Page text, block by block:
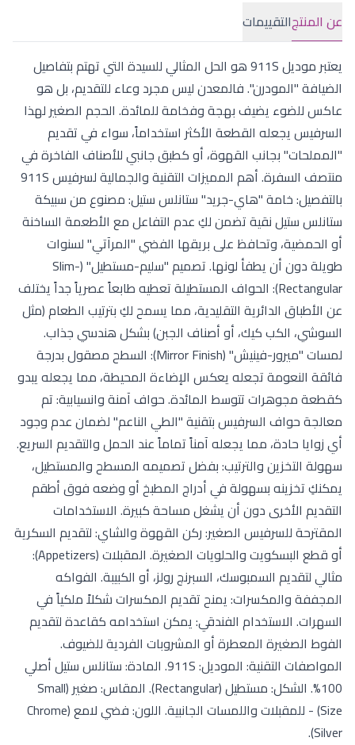
عن المنتجالتقييمات
يعتبر موديل 911S هو الحل المثالي للسيدة التي تهتم بتفاصيل
الضيافة "المودرن". فالمعدن ليس مجرد وعاء للتقديم، بل هو
عاكس للضوء يضيف بهجة وفخامة للمائدة. الحجم الصغير لهذا
السرفيس يجعله القطعة الأكثر استخداماً، سواء في تقديم
"المملحات" بجانب القهوة، أو كطبق جانبي للأصناف الفاخرة في
منتصف السفرة. أهم المميزات التقنية والجمالية لسرفيس 911S
بالتفصيل: خامة "هاي-جريد" ستانلس ستيل: مصنوع من سبيكة
ستانلس ستيل نقية تضمن لكِ عدم التفاعل مع الأطعمة الساخنة
أو الحمضية، وتحافظ على بريقها الفضي "المرآتي" لسنوات
طويلة دون أن يطفأ لونها. تصميم "سليم-مستطيل" (Slim-
Rectangular): الحواف المستطيلة تعطيه طابعاً عصرياً جداً يختلف
عن الأطباق الدائرية التقليدية، مما يسمح لكِ بترتيب الطعام (مثل
السوشي، الكب كيك، أو أصناف الجبن) بشكل هندسي جذاب.
لمسات "ميرور-فينيش" (Mirror Finish): السطح مصقول بدرجة
فائقة النعومة تجعله يعكس الإضاءة المحيطة، مما يجعله يبدو
كقطعة مجوهرات تتوسط المائدة. حواف آمنة وانسيابية: تم
معالجة حواف السرفيس بتقنية "الطي الناعم" لضمان عدم وجود
أي زوايا حادة، مما يجعله آمناً تماماً عند الحمل والتقديم السريع.
سهولة التخزين والترتيب: بفضل تصميمه المسطح والمستطيل،
يمكنكِ تخزينه بسهولة في أدراج المطبخ أو وضعه فوق أطقم
التقديم الأخرى دون أن يشغل مساحة كبيرة. الاستخدامات
المقترحة للسرفيس الصغير: ركن القهوة والشاي: لتقديم السكرية
أو قطع البسكويت والحلويات الصغيرة. المقبلات (Appetizers):
مثالي لتقديم السمبوسك، السبرنج رولز، أو الكبيبة. الفواكه
المجففة والمكسرات: يمنح تقديم المكسرات شكلاً ملكياً في
السهرات. الاستخدام الفندقي: يمكن استخدامه كقاعدة لتقديم
الفوط الصغيرة المعطرة أو المشروبات الفردية للضيوف.
المواصفات التقنية: الموديل: 911S. المادة: ستانلس ستيل أصلي
100%. الشكل: مستطيل (Rectangular). المقاس: صغير (Small
Size) - للمقبلات واللمسات الجانبية. اللون: فضي لامع (Chrome
Silver).